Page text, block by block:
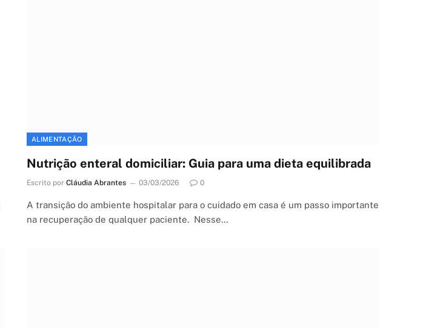
ALIMENTAÇÃO
Nutrição enteral domiciliar: Guia para uma dieta equilibrada
Escrito por Cláudia Abrantes 03/03/2026 0
A transição do ambiente hospitalar para o cuidado em casa é um passo importante
na recuperação de qualquer paciente. Nesse…